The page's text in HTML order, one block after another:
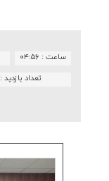
ساعت : ۰۴:۵۶
تعداد بازدید :